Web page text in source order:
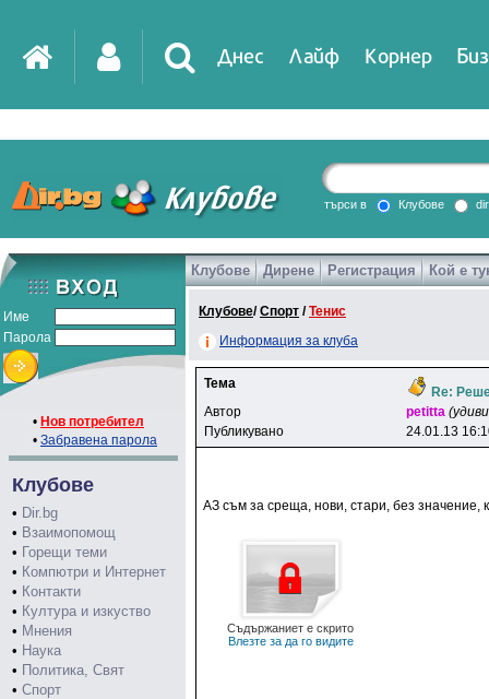
Днес Лайф Корнер
DirTV Impressio
Games
търси в Клубове
Име
Парола
• Нов потребител
• Забравена парола
Клубове
• Dir.bg
• Взаимопомощ
• Горещи теми
• Компютри и Интернет
• Контакти
• Култура и изкуство
• Мнения
• Наука
• Политика, Свят
• Спорт
Клубове Дирене Регистрация Кой е
Клубове/Спорт /Тенис
Информация за клуба
Тема
Re:
Автор
petitta
Публикувано
24.01.13
AЗ съм за среща, нови, стари, без значение,
Съдържаниет е скрито
Влезте за да го видите